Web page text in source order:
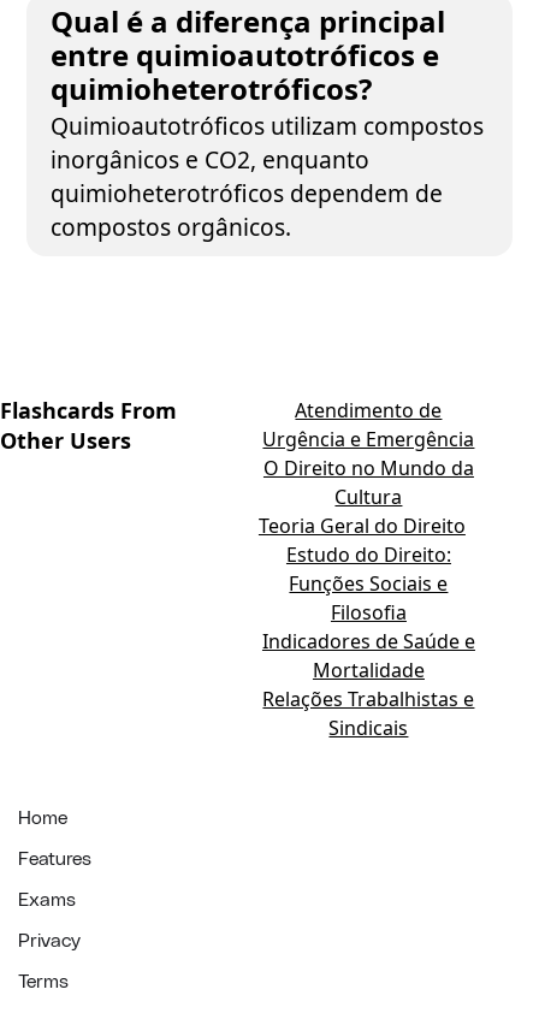
Qual é a diferença principal
entre quimioautotróficos e
quimioheterotróficos?
Quimioautotróficos utilizam compostos
inorgânicos e CO2, enquanto
quimioheterotróficos dependem de
compostos orgânicos.
Flashcards From
Other Users
Atendimento de
Urgência e Emergência
O Direito no Mundo da
Cultura
Teoria Geral do Direito
Estudo do Direito:
Funções Sociais e
Filosofia
Indicadores de Saúde e
Mortalidade
Relações Trabalhistas e
Sindicais
Home
Features
Exams
Privacy
Terms